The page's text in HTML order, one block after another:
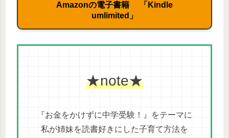
Amazonの電子書籍 「Kindle
umlimited」
★note★
『お金をかけずに中学受験！』をテーマに
私が姉妹を読書好きにした子育て方法を